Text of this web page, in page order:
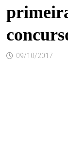
09/10/2017